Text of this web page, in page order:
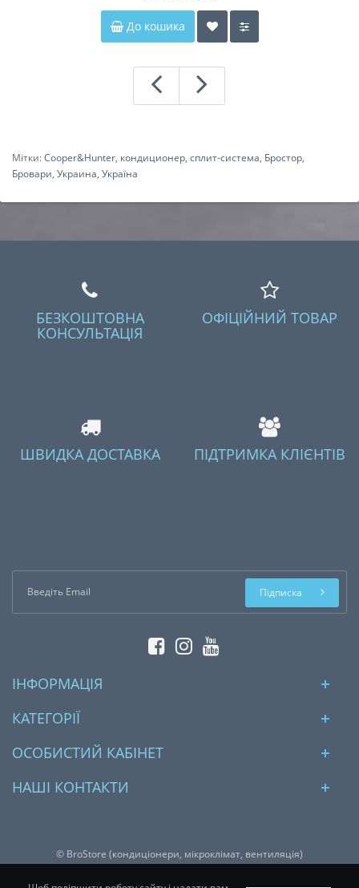
До кошика
Мітки:Cooper&Hunter, кондиционер, сплит-система, Бростор,
Бровари, Украина, Україна
БЕЗКОШТОВНА
КОНСУЛЬТАЦІЯ
ОФІЦІЙНИЙ ТОВАР
ШВИДКА ДОСТАВКА ПІДТРИМКА КЛІЄНТІВ
Підписка
ІНФОРМАЦІЯ
КАТЕГОРІЇ
ОСОБИСТИЙ КАБІНЕТ
НАШІ КОНТАКТИ
© BroStore (кондиціонери, мікроклімат, вентиляція)